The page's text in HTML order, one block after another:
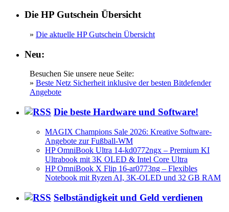
Die HP Gutschein Übersicht
» Die aktuelle HP Gutschein Übersicht
Neu:
Besuchen Sie unsere neue Seite:
» Beste Netz Sicherheit inklusive der besten Bitdefender
Angebote
Die beste Hardware und Software!
MAGIX Champions Sale 2026: Kreative Software-
Angebote zur Fußball-WM
HP OmniBook Ultra 14-kd0772ngx – Premium KI
Ultrabook mit 3K OLED & Intel Core Ultra
HP OmniBook X Flip 16-ar0773ng – Flexibles
Notebook mit Ryzen AI, 3K-OLED und 32 GB RAM
Selbständigkeit und Geld verdienen